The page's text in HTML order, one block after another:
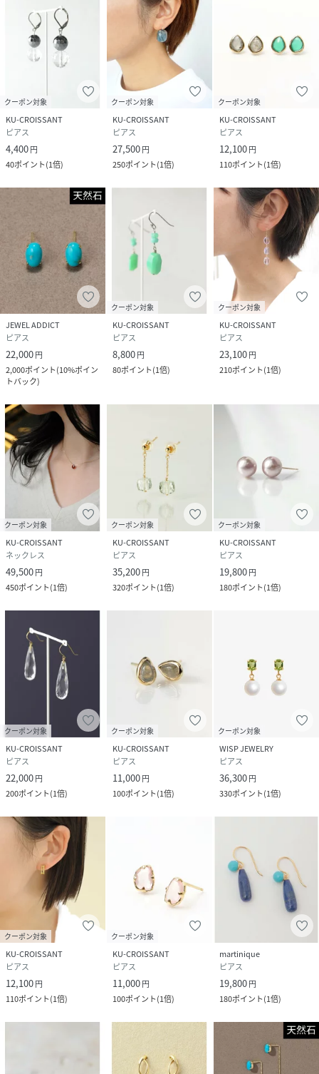
クーポン対象
KU-CROISSANT
ピアス
4,400円
40ポイント(1倍)
クーポン対象
KU-CROISSANT
ピアス
27,500円
250ポイント(1倍)
クーポン対象
KU-CROISSANT
ピアス
12,100円
110ポイント(1倍)
JEWEL ADDICT
ピアス
22,000円
2,000ポイント(10%ポイン
トバック)
クーポン対象
KU-CROISSANT
ピアス
8,800円
80ポイント(1倍)
クーポン対象
KU-CROISSANT
ピアス
23,100円
210ポイント(1倍)
クーポン対象
KU-CROISSANT
ネックレス
49,500円
450ポイント(1倍)
クーポン対象
KU-CROISSANT
ピアス
35,200円
320ポイント(1倍)
クーポン対象
KU-CROISSANT
ピアス
19,800円
180ポイント(1倍)
クーポン対象
KU-CROISSANT
ピアス
22,000円
200ポイント(1倍)
クーポン対象
KU-CROISSANT
ピアス
11,000円
100ポイント(1倍)
クーポン対象
WISP JEWELRY
ピアス
36,300円
330ポイント(1倍)
クーポン対象
KU-CROISSANT
ピアス
12,100円
110ポイント(1倍)
クーポン対象
KU-CROISSANT
ピアス
11,000円
100ポイント(1倍)
martinique
ピアス
19,800円
180ポイント(1倍)